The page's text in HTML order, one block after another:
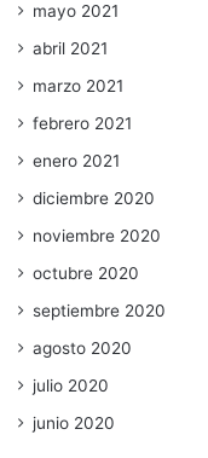
mayo 2021
abril 2021
marzo 2021
febrero 2021
enero 2021
diciembre 2020
noviembre 2020
octubre 2020
septiembre 2020
agosto 2020
julio 2020
junio 2020